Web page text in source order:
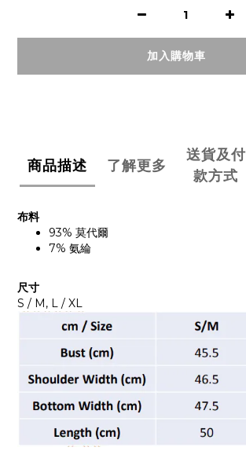
加入購物車
商品描述 了解更多
送貨及付
款方式
布料
93% 莫代爾
7% 氨綸
尺寸
S / M, L / XL